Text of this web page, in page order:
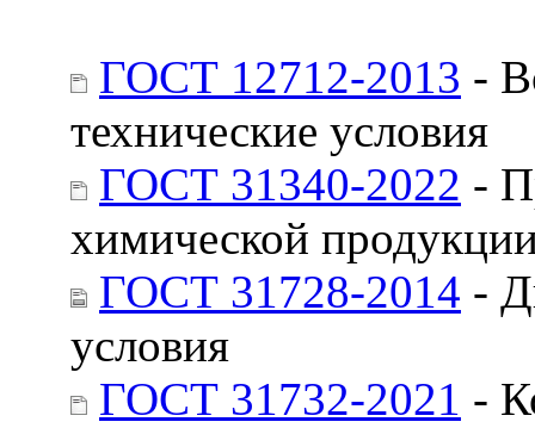
ГОСТ 12712-2013 -
технические условия
ГОСТ 31340-2022 -
химической
ГОСТ 31728-2014 -
условия
ГОСТ 31732-2021 -